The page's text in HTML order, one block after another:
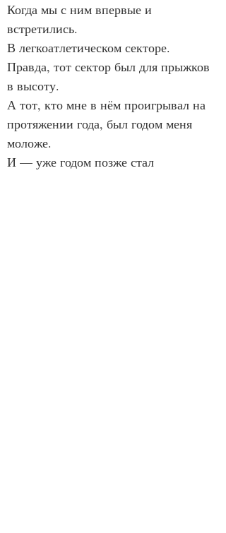
Когда мы с ним впервые и
встретились.
В легкоатлетическом секторе.
Правда, тот сектор был для прыжков
в высоту.
А тот, кто мне в нём проигрывал на
протяжении года, был годом меня
моложе.
И — уже годом позже стал